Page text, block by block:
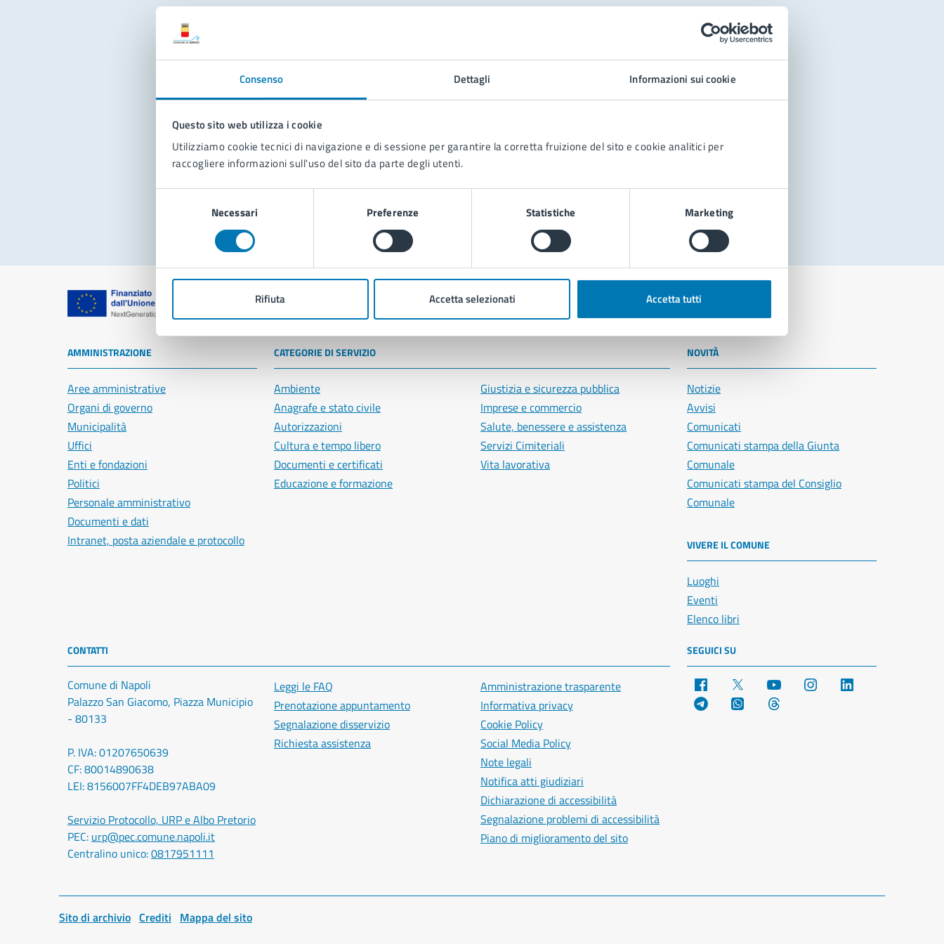
Consenso Dettagli Informazioni sui cookie
Questo sito web utilizza i cookie
Utilizziamo cookie tecnici di navigazione e di sessione per garantire la corretta fruizione del sito e cookie analitici per
raccogliere informazioni sull'uso del sito da parte degli utenti.
Necessari Preferenze Statistiche Marketing
Rifiuta Accetta selezionati Accetta tutti
Problemi in città
Segnala disservizio
Comune di Napoli
AMMINISTRAZIONE
Aree amministrative
Organi di governo
Municipalità
Uffici
Enti e fondazioni
Politici
Personale amministrativo
Documenti e dati
Intranet, posta aziendale e protocollo
CATEGORIE DI SERVIZIO
Ambiente
Anagrafe e stato civile
Autorizzazioni
Cultura e tempo libero
Documenti e certificati
Educazione e formazione
Giustizia e sicurezza pubblica
Imprese e commercio
Salute, benessere e assistenza
Servizi Cimiteriali
Vita lavorativa
NOVITÀ
Notizie
Avvisi
Comunicati
Comunicati stampa della Giunta
Comunale
Comunicati stampa del Consiglio
Comunale
VIVERE IL COMUNE
Luoghi
Eventi
Elenco libri
CONTATTI
Comune di Napoli
Palazzo San Giacomo, Piazza Municipio
- 80133
P. IVA: 01207650639
CF: 80014890638
LEI: 8156007FF4DEB97ABA09
Servizio Protocollo, URP e Albo Pretorio
PEC: urp@pec.comune.napoli.it
Centralino unico:0817951111
Leggi le FAQ
Prenotazione appuntamento
Segnalazione disservizio
Richiesta assistenza
Amministrazione trasparente
Informativa privacy
Cookie Policy
Social Media Policy
Note legali
Notifica atti giudiziari
Dichiarazione di accessibilità
Segnalazione problemi di accessibilità
Piano di miglioramento del sito
SEGUICI SU
Facebook YouTube Instagram
Telegram WhatsApp
Sito di archivio Crediti Mappa del sito